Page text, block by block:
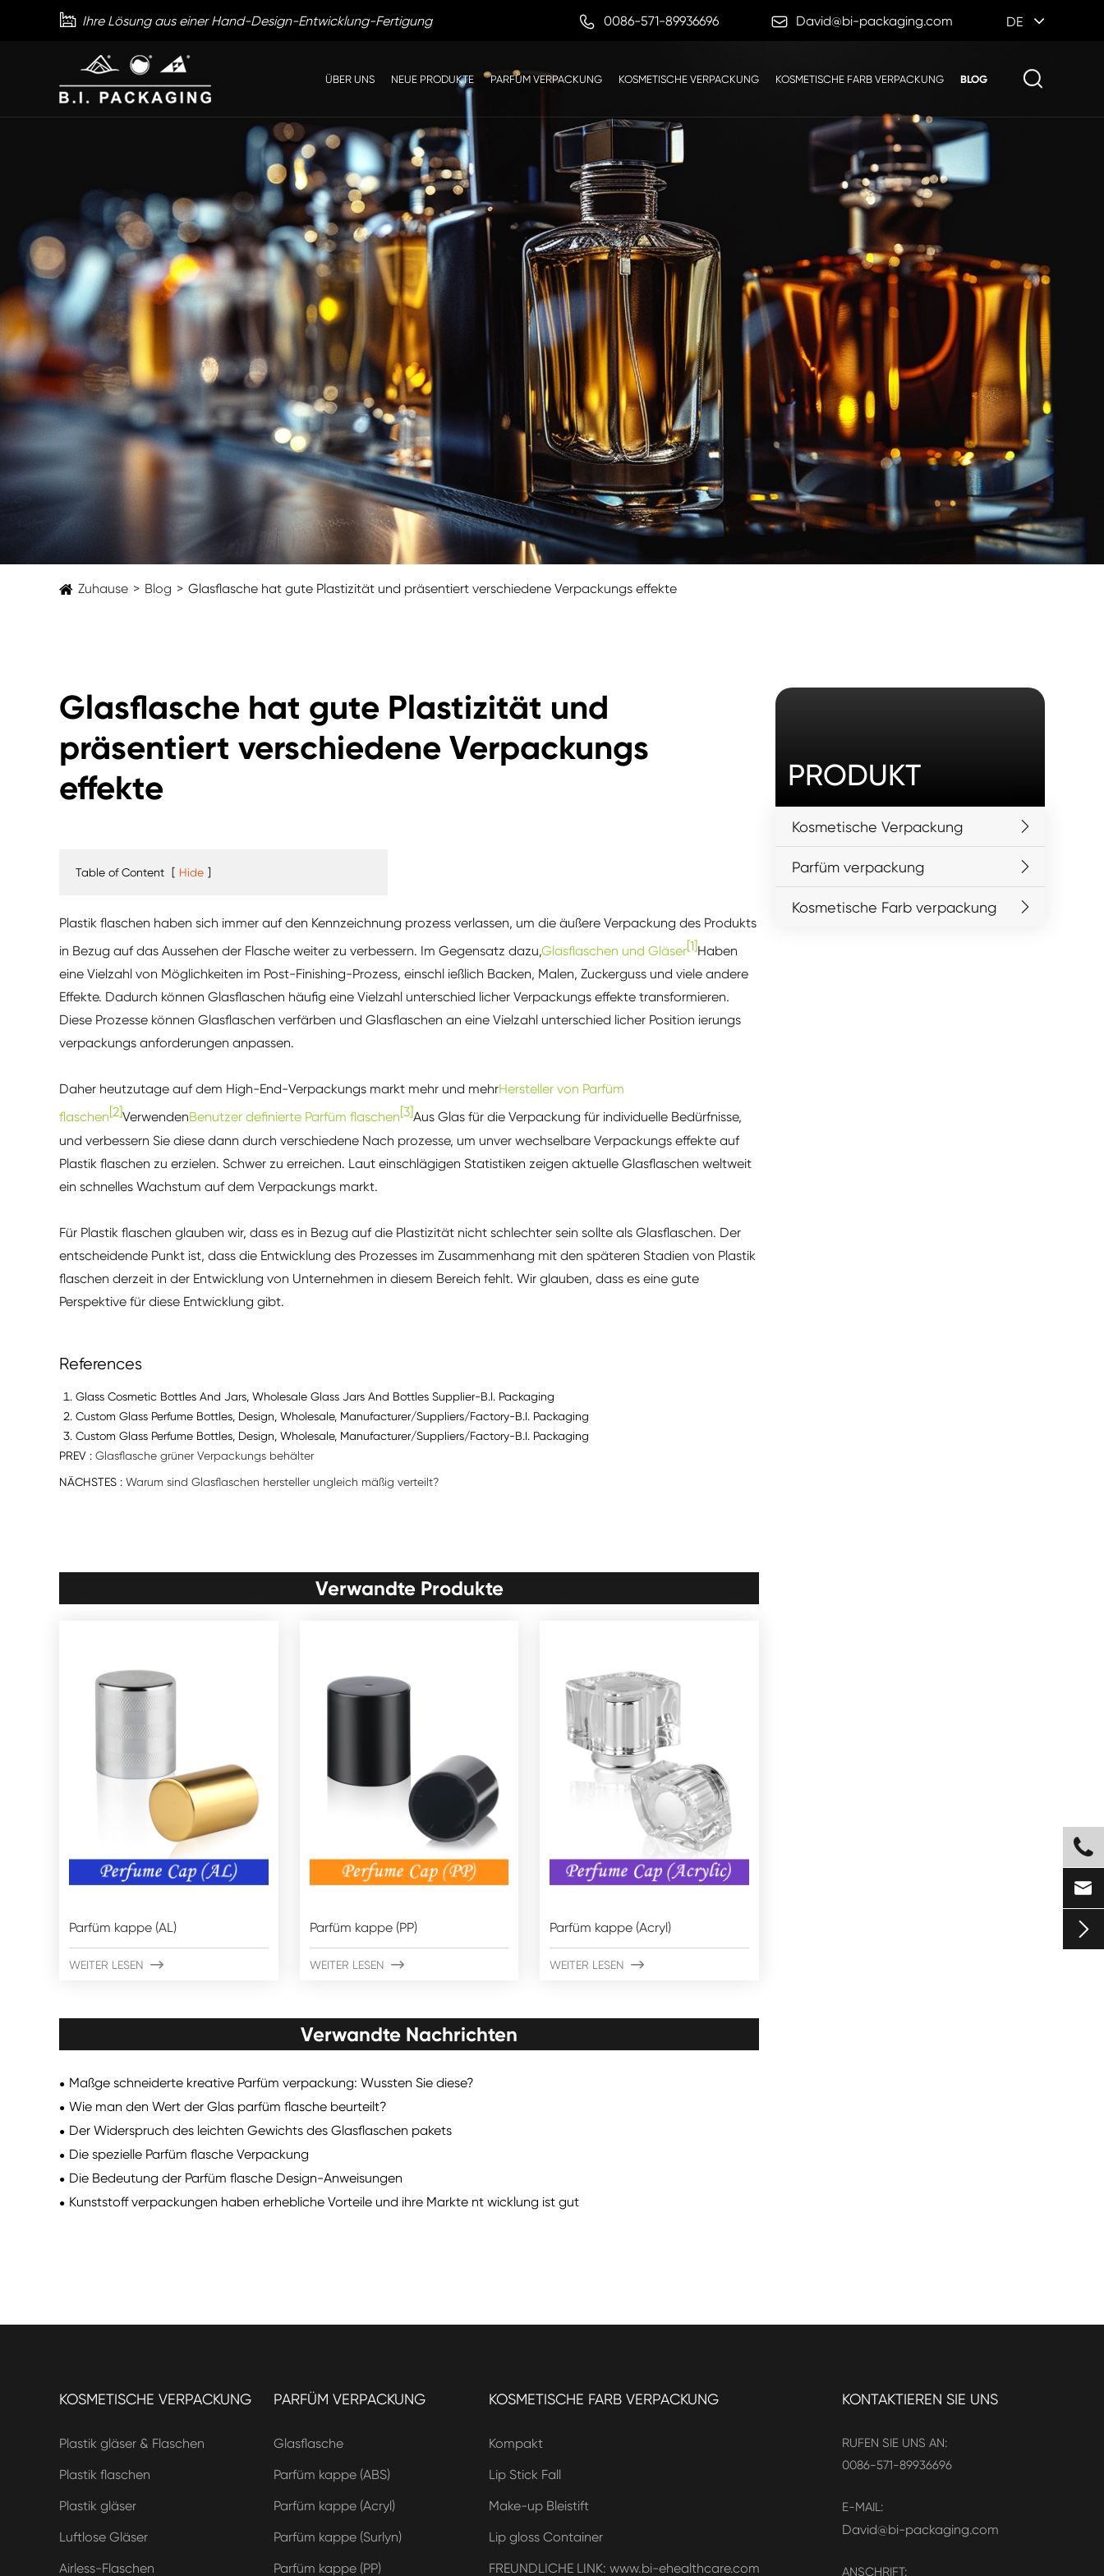
 Ihre Lösung aus einer Hand-Design-Entwicklung-Fertigung  0086-571-89936696  David@bi-packaging.com DE
ÜBER UNS NEUE PRODUKTE PARFÜM VERPACKUNG KOSMETISCHE VERPACKUNG KOSMETISCHE FARB VERPACKUNG BLOG
Zuhause Blog Glasflasche hat gute Plastizität und präsentiert verschiedene Verpackungs effekte
Glasflasche hat gute Plastizität und
präsentiert verschiedene Verpackungs
effekte
Table of Content [ Hide ]
Plastik flaschen haben sich immer auf den Kennzeichnung prozess verlassen, um die äußere Verpackung des Produkts
in Bezug auf das Aussehen der Flasche weiter zu verbessern. Im Gegensatz dazu,Glasflaschen und Gläser[1]Haben
eine Vielzahl von Möglichkeiten im Post-Finishing-Prozess, einschl ießlich Backen, Malen, Zuckerguss und viele andere
Effekte. Dadurch können Glasflaschen häufig eine Vielzahl unterschied licher Verpackungs effekte transformieren.
Diese Prozesse können Glasflaschen verfärben und Glasflaschen an eine Vielzahl unterschied licher Position ierungs
verpackungs anforderungen anpassen.
Daher heutzutage auf dem High-End-Verpackungs markt mehr und mehrHersteller von Parfüm
flaschen[2]VerwendenBenutzer definierte Parfüm flaschen[3]Aus Glas für die Verpackung für individuelle Bedürfnisse,
und verbessern Sie diese dann durch verschiedene Nach prozesse, um unver wechselbare Verpackungs effekte auf
Plastik flaschen zu erzielen. Schwer zu erreichen. Laut einschlägigen Statistiken zeigen aktuelle Glasflaschen weltweit
ein schnelles Wachstum auf dem Verpackungs markt.
Für Plastik flaschen glauben wir, dass es in Bezug auf die Plastizität nicht schlechter sein sollte als Glasflaschen. Der
entscheidende Punkt ist, dass die Entwicklung des Prozesses im Zusammenhang mit den späteren Stadien von Plastik
flaschen derzeit in der Entwicklung von Unternehmen in diesem Bereich fehlt. Wir glauben, dass es eine gute
Perspektive für diese Entwicklung gibt.
References
Glass Cosmetic Bottles And Jars, Wholesale Glass Jars And Bottles Supplier-B.I. Packaging
Custom Glass Perfume Bottles, Design, Wholesale, Manufacturer/Suppliers/Factory-B.I. Packaging
Custom Glass Perfume Bottles, Design, Wholesale, Manufacturer/Suppliers/Factory-B.I. Packaging
PREV : Glasflasche grüner Verpackungs behälter
NÄCHSTES : Warum sind Glasflaschen hersteller ungleich mäßig verteilt?
Verwandte Produkte
Parfüm kappe (AL)
WEITER LESEN 
Parfüm kappe (PP)
WEITER LESEN 
Parfüm kappe (Acryl)
WEITER LESEN 
Verwandte Nachrichten
Maßge schneiderte kreative Parfüm verpackung: Wussten Sie diese?
Wie man den Wert der Glas parfüm flasche beurteilt?
Der Widerspruch des leichten Gewichts des Glasflaschen pakets
Die spezielle Parfüm flasche Verpackung
Die Bedeutung der Parfüm flasche Design-Anweisungen
Kunststoff verpackungen haben erhebliche Vorteile und ihre Markte nt wicklung ist gut
PRODUKT
Kosmetische Verpackung
Parfüm verpackung
Kosmetische Farb verpackung
KOSMETISCHE VERPACKUNG
Plastik gläser & Flaschen
Plastik flaschen
Plastik gläser
Luftlose Gläser
Airless-Flaschen
PARFÜM VERPACKUNG
Glasflasche
Parfüm kappe (ABS)
Parfüm kappe (Acryl)
Parfüm kappe (Surlyn)
Parfüm kappe (PP)
KOSMETISCHE FARB VERPACKUNG
Kompakt
Lip Stick Fall
Make-up Bleistift
Lip gloss Container
FREUNDLICHE LINK: www.bi-ehealthcare.com
KONTAKTIEREN SIE UNS
RUFEN SIE UNS AN:
0086-571-89936696
E-MAIL:
David@bi-packaging.com
ANSCHRIFT:


